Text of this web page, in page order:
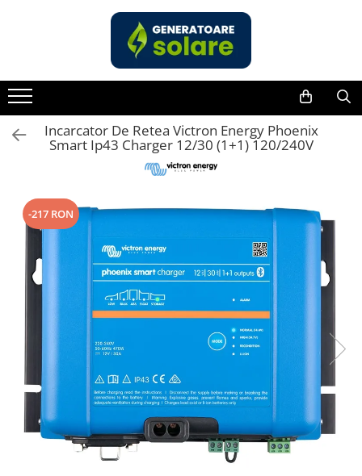
Acasa
Statii de Alimentare Portabile
Cauta dupa capacitate
Pana in 1000W
Intre 2000-3000W
Peste 3000W
Bluetti
EcoFlow
Vezi toate statiile
Accesorii Statii de Alimentare
Kituri Generatoare Solare
Cauta dupa capacitate
Incarcator De Retea Victron Energy Phoenix
Smart Ip43 Charger 12/30 (1+1) 120/240V
-217 RON